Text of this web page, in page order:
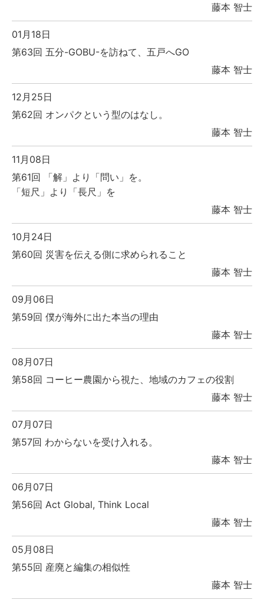
藤本 智士
01月18日
第63回 五分-GOBU-を訪ねて、五戸へGO
藤本 智士
12月25日
第62回 オンパクという型のはなし。
藤本 智士
11月08日
第61回 「解」より「問い」を。
「短尺」より「長尺」を
藤本 智士
10月24日
第60回 災害を伝える側に求められること
藤本 智士
09月06日
第59回 僕が海外に出た本当の理由
藤本 智士
08月07日
第58回 コーヒー農園から視た、地域のカフェの役割
藤本 智士
07月07日
第57回 わからないを受け入れる。
藤本 智士
06月07日
第56回 Act Global, Think Local
藤本 智士
05月08日
第55回 産廃と編集の相似性
藤本 智士